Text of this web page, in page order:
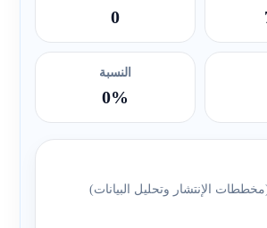
0
النسبة
0%
الإنتشار وتحليل البيانات)